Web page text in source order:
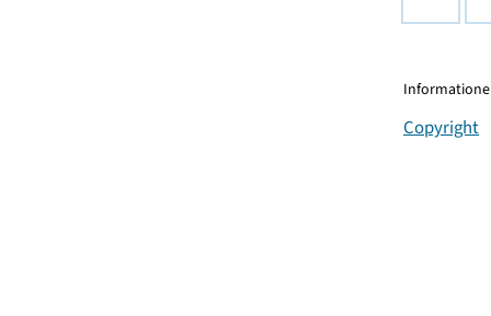
Copyright